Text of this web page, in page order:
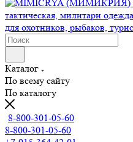
Каталог
По всему сайту
По каталогу
8-800-301-05-60
8-800-301-05-60